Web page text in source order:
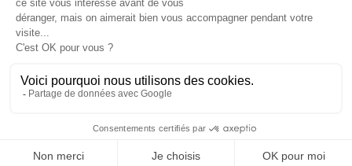
Les invités ont ensuite participé à une
démonstration dans la nouvelle salle immersive, un
dispositif novateur dédié aux apprentissages
pratiques et interactifs. Cet outil a été inauguré avec
Raphaël PERRIER, Président Général du Groupe
éponyme, Président de l’équipe de France de coiffure